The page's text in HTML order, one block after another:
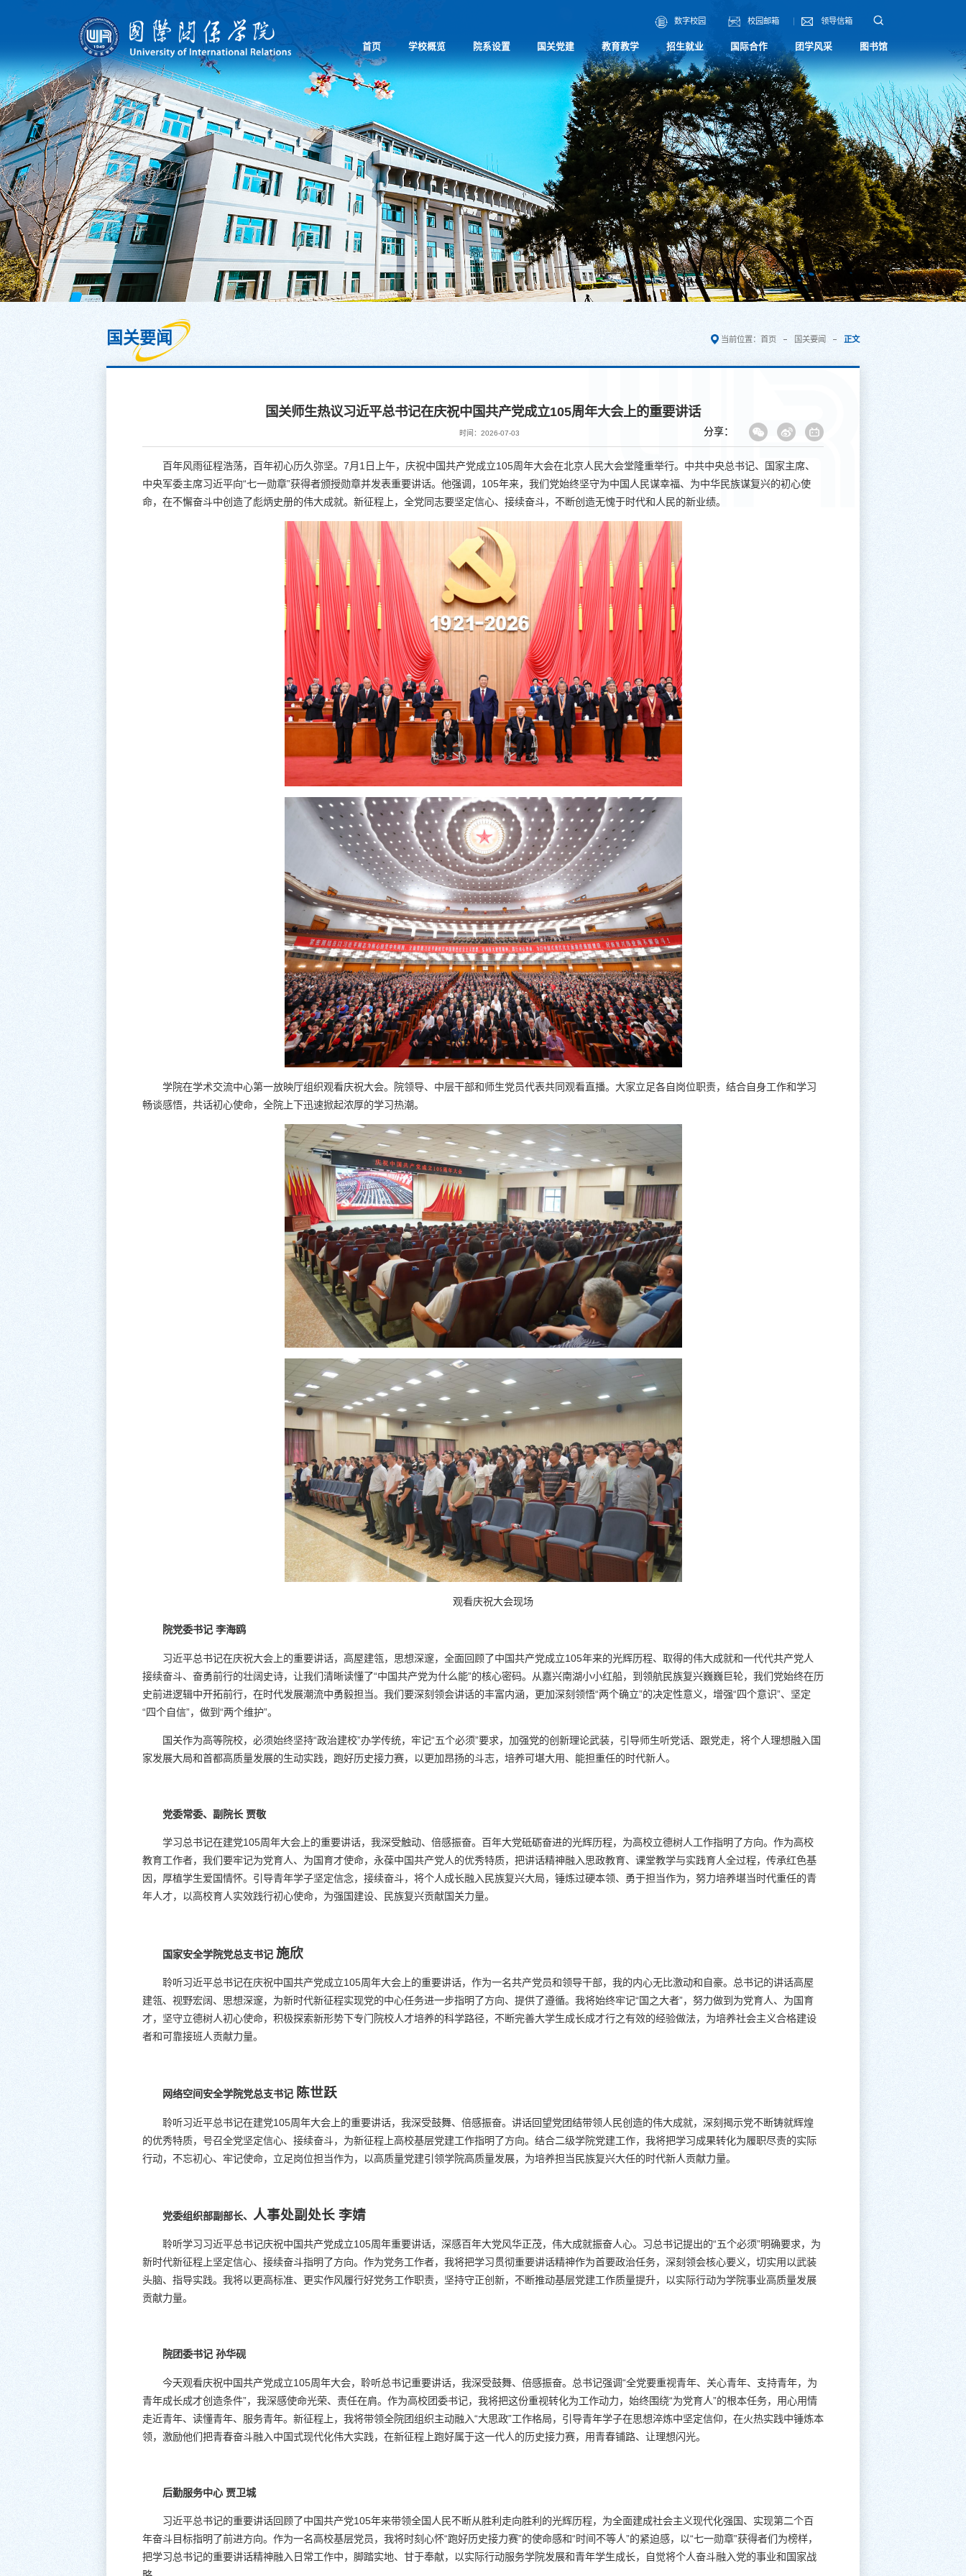
数字校园 校园邮箱 领导信箱
首页 学校概览 院系设置 国关党建 教育教学 招生就业 国际合作 团学风采 图书馆
国关要闻 当前位置： 首页 国关要闻 正文
国关师生热议习近平总书记在庆祝中国共产党成立105周年大会上的重要讲话
时间：2026-07-03 分享：
百年风雨征程浩荡，百年初心历久弥坚。7月1日上午，庆祝中国共产党成立105周年大会在北京人民大会堂隆重举行。中共中央总书记、国家主席、
中央军委主席习近平向“七一勋章”获得者颁授勋章并发表重要讲话。他强调，105年来，我们党始终坚守为中国人民谋幸福、为中华民族谋复兴的初心使
命，在不懈奋斗中创造了彪炳史册的伟大成就。新征程上，全党同志要坚定信心、接续奋斗，不断创造无愧于时代和人民的新业绩。
学院在学术交流中心第一放映厅组织观看庆祝大会。院领导、中层干部和师生党员代表共同观看直播。大家立足各自岗位职责，结合自身工作和学习
畅谈感悟，共话初心使命，全院上下迅速掀起浓厚的学习热潮。
观看庆祝大会现场
院党委书记 李海鸥
习近平总书记在庆祝大会上的重要讲话，高屋建瓴，思想深邃，全面回顾了中国共产党成立105年来的光辉历程、取得的伟大成就和一代代共产党人
接续奋斗、奋勇前行的壮阔史诗，让我们清晰读懂了“中国共产党为什么能”的核心密码。从嘉兴南湖小小红船，到领航民族复兴巍巍巨轮，我们党始终在历
史前进逻辑中开拓前行，在时代发展潮流中勇毅担当。我们要深刻领会讲话的丰富内涵，更加深刻领悟“两个确立”的决定性意义，增强“四个意识”、坚定
“四个自信”，做到“两个维护”。
国关作为高等院校，必须始终坚持“政治建校”办学传统，牢记“五个必须”要求，加强党的创新理论武装，引导师生听党话、跟党走，将个人理想融入国
家发展大局和首都高质量发展的生动实践，跑好历史接力赛，以更加昂扬的斗志，培养可堪大用、能担重任的时代新人。
党委常委、副院长 贾敬
学习总书记在建党105周年大会上的重要讲话，我深受触动、倍感振奋。百年大党砥砺奋进的光辉历程，为高校立德树人工作指明了方向。作为高校
教育工作者，我们要牢记为党育人、为国育才使命，永葆中国共产党人的优秀特质，把讲话精神融入思政教育、课堂教学与实践育人全过程，传承红色基
因，厚植学生爱国情怀。引导青年学子坚定信念，接续奋斗，将个人成长融入民族复兴大局，锤炼过硬本领、勇于担当作为，努力培养堪当时代重任的青
年人才，以高校育人实效践行初心使命，为强国建设、民族复兴贡献国关力量。
国家安全学院党总支书记 施欣
聆听习近平总书记在庆祝中国共产党成立105周年大会上的重要讲话，作为一名共产党员和领导干部，我的内心无比激动和自豪。总书记的讲话高屋
建瓴、视野宏阔、思想深邃，为新时代新征程实现党的中心任务进一步指明了方向、提供了遵循。我将始终牢记“国之大者”，努力做到为党育人、为国育
才，坚守立德树人初心使命，积极探索新形势下专门院校人才培养的科学路径，不断完善大学生成长成才行之有效的经验做法，为培养社会主义合格建设
者和可靠接班人贡献力量。
网络空间安全学院党总支书记 陈世跃
聆听习近平总书记在建党105周年大会上的重要讲话，我深受鼓舞、倍感振奋。讲话回望党团结带领人民创造的伟大成就，深刻揭示党不断铸就辉煌
的优秀特质，号召全党坚定信心、接续奋斗，为新征程上高校基层党建工作指明了方向。结合二级学院党建工作，我将把学习成果转化为履职尽责的实际
行动，不忘初心、牢记使命，立足岗位担当作为，以高质量党建引领学院高质量发展，为培养担当民族复兴大任的时代新人贡献力量。
党委组织部副部长、 人事处副处长李婧
聆听学习习近平总书记庆祝中国共产党成立105周年重要讲话，深感百年大党风华正茂，伟大成就振奋人心。习总书记提出的“五个必须”明确要求，为
新时代新征程上坚定信心、接续奋斗指明了方向。作为党务工作者，我将把学习贯彻重要讲话精神作为首要政治任务，深刻领会核心要义，切实用以武装
头脑、指导实践。我将以更高标准、更实作风履行好党务工作职责，坚持守正创新，不断推动基层党建工作质量提升，以实际行动为学院事业高质量发展
贡献力量。
院团委书记 孙华砚
今天观看庆祝中国共产党成立105周年大会，聆听总书记重要讲话，我深受鼓舞、倍感振奋。总书记强调“全党要重视青年、关心青年、支持青年，为
青年成长成才创造条件”，我深感使命光荣、责任在肩。作为高校团委书记，我将把这份重视转化为工作动力，始终围绕“为党育人”的根本任务，用心用情
走近青年、读懂青年、服务青年。新征程上，我将带领全院团组织主动融入“大思政”工作格局，引导青年学子在思想淬炼中坚定信仰，在火热实践中锤炼本
领，激励他们把青春奋斗融入中国式现代化伟大实践，在新征程上跑好属于这一代人的历史接力赛，用青春铺路、让理想闪光。
后勤服务中心 贾卫城
习近平总书记的重要讲话回顾了中国共产党105年来带领全国人民不断从胜利走向胜利的光辉历程，为全面建成社会主义现代化强国、实现第二个百
年奋斗目标指明了前进方向。作为一名高校基层党员，我将时刻心怀“跑好历史接力赛”的使命感和“时间不等人”的紧迫感，以“七一勋章”获得者们为榜样，
把学习总书记的重要讲话精神融入日常工作中，脚踏实地、甘于奉献，以实际行动服务学院发展和青年学生成长，自觉将个人奋斗融入党的事业和国家战